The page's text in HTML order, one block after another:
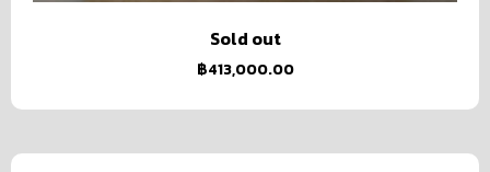
Sold out
฿413,000.00